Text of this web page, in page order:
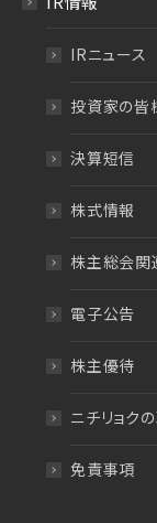
IRニュース
投資家の皆
決算短信
株式情報
株主総会関
電子公告
株主優待
ニチリョク
免責事項